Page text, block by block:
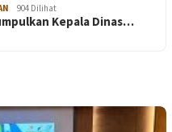
904 Dilihat
Kepala Dinas…